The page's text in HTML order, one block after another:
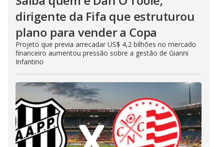
dirigente da Fifa que estruturou
plano para vender a Copa
Projeto que previa arrecadar US$ 4,2 bilhões no mercado
financeiro aumentou pressão sobre a gestão de Gianni
Infantino